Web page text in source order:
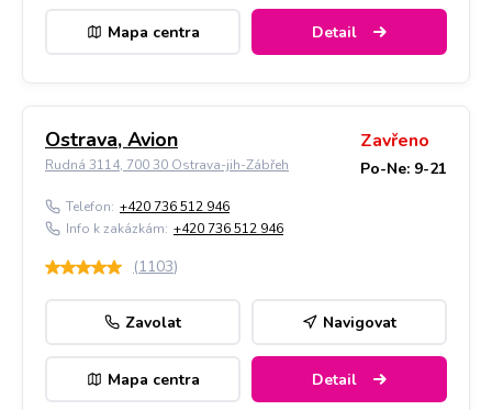
Mapa centra Detail
Ostrava, Avion
Rudná 3114, 700 30 Ostrava-jih-Zábřeh
Zavřeno
Po-Ne: 9-21
Telefon: +420 736 512 946
Info k zakázkám: +420 736 512 946
(1103)
Zavolat Navigovat
Mapa centra Detail